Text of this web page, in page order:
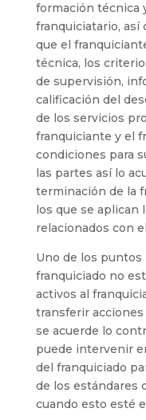
formación técnica
franquiciatario, así
que el
técnica, los
de supervisión,
calificación del
de los servicios
franquiciante y el
condiciones para
las partes así lo
terminación de la
los que se
relacionados con
Uno de los puntos
franquiciado no
activos al
transferir acciones
se acuerde lo
puede intervenir
del franquiciado
de los estándares
cuando esto esté